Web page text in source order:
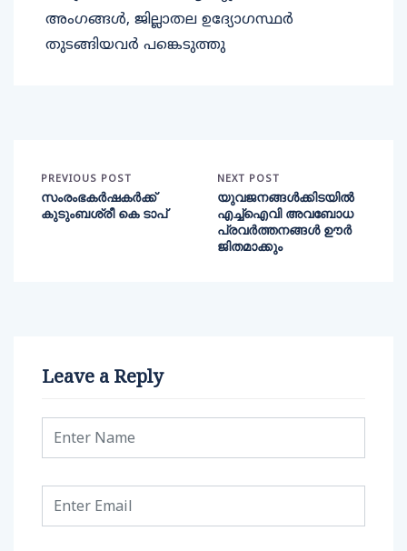
അംഗങ്ങൾ, ജില്ലാതല ഉദ്യോഗസ്ഥർ
തുടങ്ങിയവർ പങ്കെടുത്തു
PREVIOUS POST
സംരംഭകർഷകർക്ക്
കുടുംബശ്രീ കെ ടാപ്
NEXT POST
യുവജനങ്ങൾക്കിടയിൽ
എച്ച്ഐവി അവബോധ
പ്രവർത്തനങ്ങൾ ഊർ
ജിതമാക്കും
Leave a Reply